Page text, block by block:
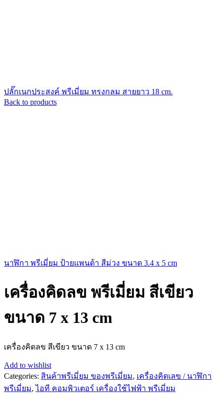
ปลั๊กเนกประสงค์ พรีเมี่ยม ทรงกลม สายยาว 18 cm.
Back to products
นาฬิกา พรีเมี่ยม ป้ายแพนด้า สีม่วง ขนาด 3.4 x 5 cm
เครื่องคิดลข พรีเมี่ยม สีเขียว
ขนาด 7 x 13 cm
เครื่องคิดลข สีเขียว ขนาด 7 x 13 cm
Add to wishlist
Categories: สินค้าพรีเมี่ยม ของพรีเมี่ยม, เครื่องคิดเลข / นาฬิกา
พรีเมี่ยม, ไอที คอมพิวเตอร์ เครื่องใช้ไฟฟ้า พรีเมี่ยม